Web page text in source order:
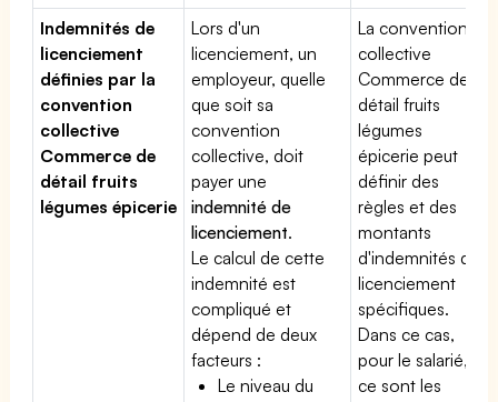
Indemnités de
licenciement
définies par la
convention
collective
Commerce de
détail fruits
légumes épicerie
Lors d'un
licenciement, un
employeur, quelle
que soit sa
convention
collective, doit
payer une
indemnité de
licenciement.
Le calcul de cette
indemnité est
compliqué et
dépend de deux
facteurs :
Le niveau du
La convention
collective
Commerce de
détail fruits
légumes
épicerie peut
définir des
règles et des
montants
d'indemnités de
licenciement
spécifiques.
Dans ce cas,
pour le salarié,
ce sont les